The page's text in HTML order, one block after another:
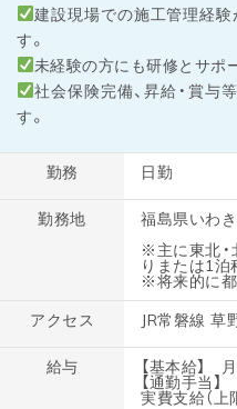
建設現場での施工管理経
す。
未経験の方にも研修とサポ
社会保険完備、昇給・賞与
す。
勤務 日勤
勤務地
福島県いわ
※主に東北・
りまたは1泊
※将来的に
アクセス
JR常磐線 草
給与 【基本給】
【通勤手当】
実費支給（上